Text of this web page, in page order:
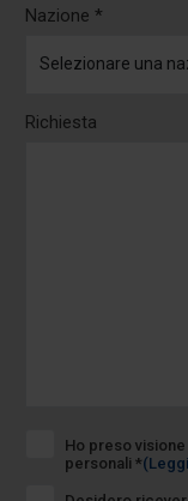
Nazione *
Richiesta
Ho preso
personali *